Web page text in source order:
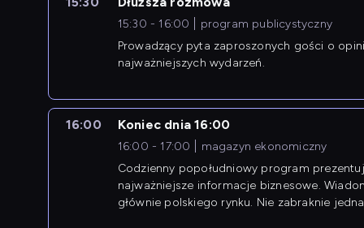
15:30 - 16:00
program publicystyczny
Prowadzący pyta zaproszonych gości o
najważniejszych wydarzeń.
16:00 Koniec dnia 16:00
16:00 - 17:00
magazyn ekonomiczny
Codzienny popołudniowy program
najważniejsze informacje biznesowe.
głównie polskiego rynku. Nie zabraknie